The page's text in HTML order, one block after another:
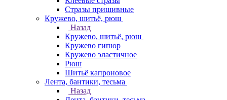
Стразы пришивные
Кружево, шитьё, рюш
Назад
Кружево, шитьё, рюш
Кружево гипюр
Кружево эластичное
Рюш
Шитьё капроновое
Лента, бантики, тесьма
Назад